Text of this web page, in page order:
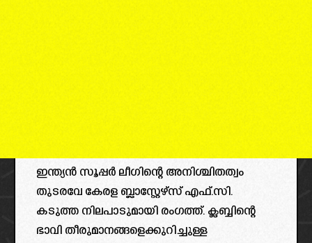
ഇന്ത്യൻ സൂപ്പർ ലീഗിന്റെ അനിശ്ചിതത്വം
തുടരവേ കേരള ബ്ലാസ്റ്റേഴ്‌സ് എഫ്.സി.
കടുത്ത നിലപാടുമായി രംഗത്ത്. ക്ലബ്ബിന്റെ
ഭാവി തീരുമാനങ്ങളെക്കുറിച്ചുള്ള